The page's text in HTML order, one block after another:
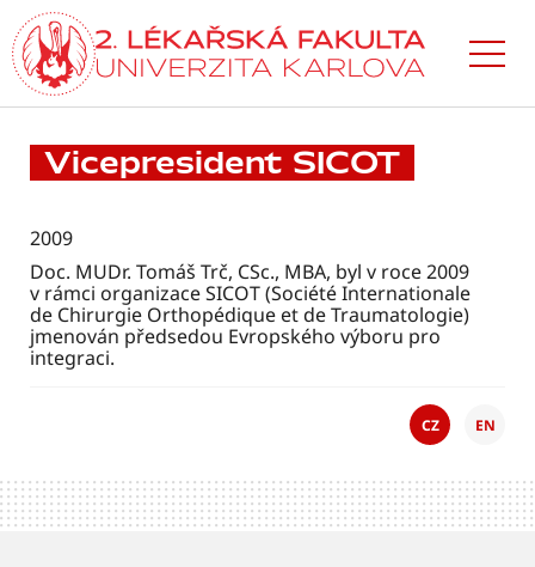
Přejít
k hlavnímu
obsahu
Vicepresident SICOT
2009
Doc. MUDr. Tomáš Trč, CSc., MBA, byl v roce 2009
v rámci organizace SICOT (Société Internationale
de Chirurgie Orthopédique et de Traumatologie)
jmenován předsedou Evropského výboru pro
integraci.
CZ EN